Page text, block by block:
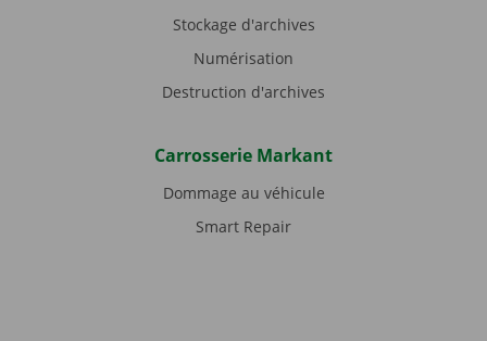
Stockage d'archives
Numérisation
Destruction d'archives
Carrosserie Markant
Dommage au véhicule
Smart Repair